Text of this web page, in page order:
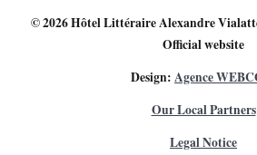
© 2026Hôtel Littéraire Alexandre
Official website
Design: Agence
Our Local Partners
Legal Notice